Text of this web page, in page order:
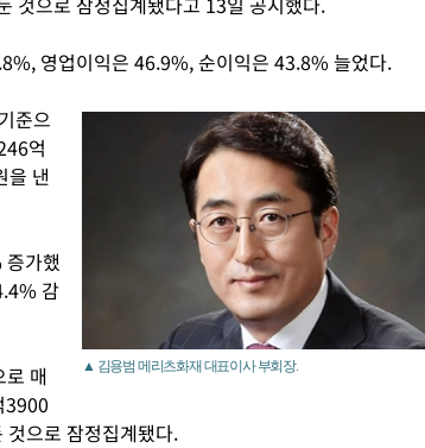
영업이익은 46.9%, 순이익은 43.8% 늘었다.
▲ 김용범 메리츠화재 대표이사 부회장.
준으
억
을 낸
증가했
감
로 매
3900
으로 잠정집계됐다.